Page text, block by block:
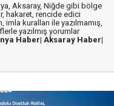
Aksaray, Niğde gibi bölge
hakaret, rencide edici
kuralları ile yazılmamış,
yazılmış yorumlar
Haber| Aksaray Haber|